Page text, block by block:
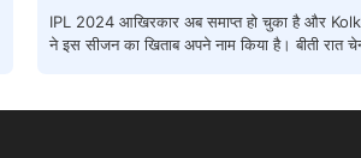
IPL 2024 आखिरकार अब समाप्त हो चुका है और
ने इस सीजन का खिताब अपने नाम किया है। बीती रात